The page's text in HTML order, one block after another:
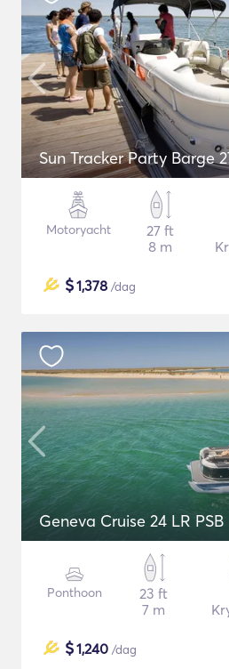
Sun Tracker Party Barge
Motoryacht
27 ft
8 m
$1,378 /dag
Geneva Cruise 24 LR PSB
Ponthoon
23 ft
7 m
$1,240 /dag